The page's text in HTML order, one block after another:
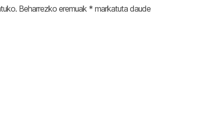
Beharrezko eremuak * markatuta daude